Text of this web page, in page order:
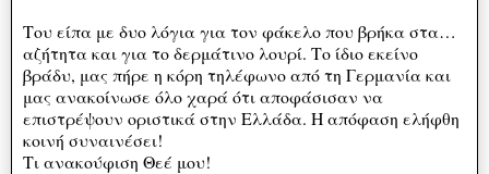
Του είπα με δυο λόγια για τον φάκελο που βρήκα στα…
αζήτητα και για το δερμάτινο λουρί. Το ίδιο εκείνο
βράδυ, μας πήρε η κόρη τηλέφωνο από τη Γερμανία και
μας ανακοίνωσε όλο χαρά ότι αποφάσισαν να
επιστρέψουν οριστικά στην Ελλάδα. Η απόφαση ελήφθη
κοινή συναινέσει!
Τι ανακούφιση Θεέ μου!